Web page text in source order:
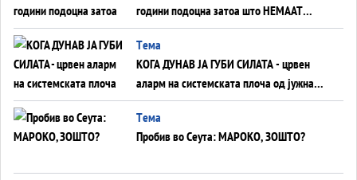
години подоцна затоа што НЕМААТ
ВНУЦИ ДА ГИ ЗАМЕНАТ
Tема
КОГА ДУНАВ ЈА ГУБИ СИЛАТА - црвен
аларм на системската плоча од јужна
Германија до Црното Море...
Tема
Пробив во Сеута: МАРОКО, ЗОШТО?